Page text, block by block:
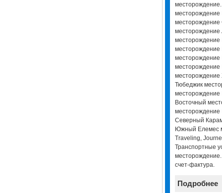
месторождение
месторождение
месторождение
месторождение
месторождение
Тюбеджик
месторождение
Восточный
месторождение
Северный
Южный Елемес
Traveling,
Транспортные
счет-фактура.
Подробнее